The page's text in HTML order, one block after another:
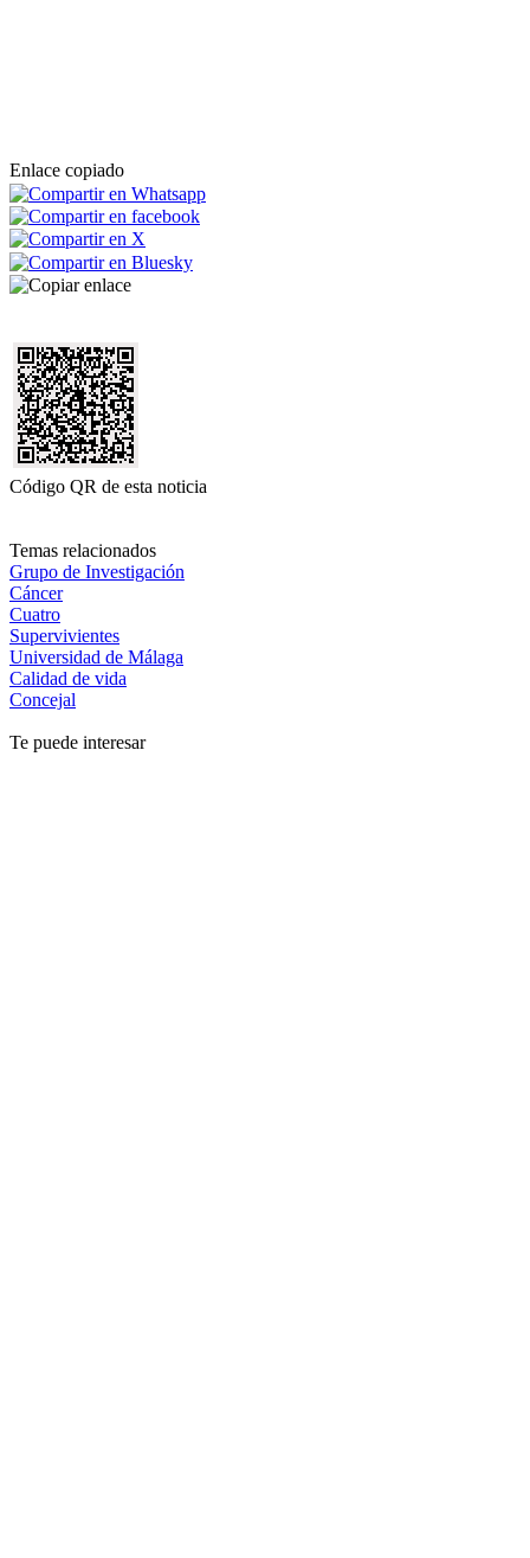
Enlace copiado
Código QR de esta noticia
Temas relacionados
Grupo de Investigación
Cáncer
Cuatro
Supervivientes
Universidad de Málaga
Calidad de vida
Concejal
Te puede interesar